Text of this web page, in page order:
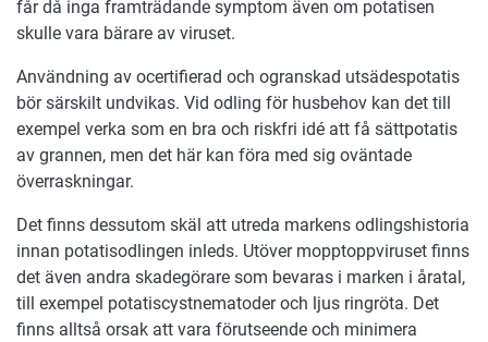
får då inga framträdande symptom även om potatisen
skulle vara bärare av viruset.
Användning av ocertifierad och ogranskad utsädespotatis
bör särskilt undvikas. Vid odling för husbehov kan det till
exempel verka som en bra och riskfri idé att få sättpotatis
av grannen, men det här kan föra med sig oväntade
överraskningar.
Det finns dessutom skäl att utreda markens odlingshistoria
innan potatisodlingen inleds. Utöver mopptoppviruset finns
det även andra skadegörare som bevaras i marken i åratal,
till exempel potatiscystnematoder och ljus ringröta. Det
finns alltså orsak att vara förutseende och minimera